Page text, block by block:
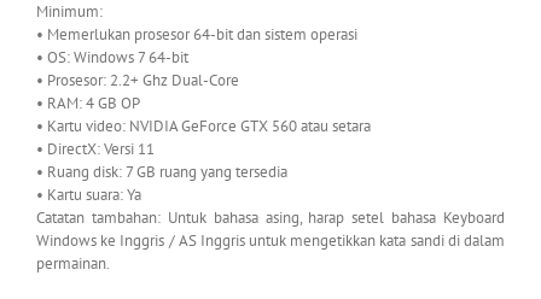
Minimum:
• Memerlukan prosesor 64-bit dan sistem operasi
• OS: Windows 7 64-bit
• Prosesor: 2.2+ Ghz Dual-Core
• RAM: 4 GB OP
• Kartu video: NVIDIA GeForce GTX 560 atau setara
• DirectX: Versi 11
• Ruang disk: 7 GB ruang yang tersedia
• Kartu suara: Ya
Catatan tambahan: Untuk bahasa asing, harap setel bahasa Keyboard
Windows ke Inggris / AS Inggris untuk mengetikkan kata sandi di dalam
permainan.